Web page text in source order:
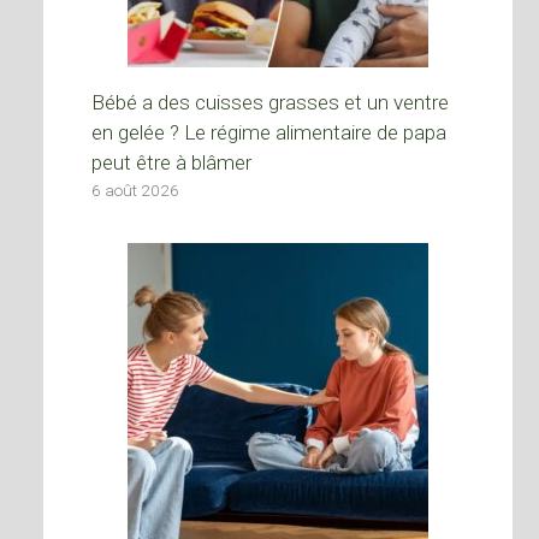
Bébé a des cuisses grasses et un ventre
en gelée ? Le régime alimentaire de papa
peut être à blâmer
6 août 2026